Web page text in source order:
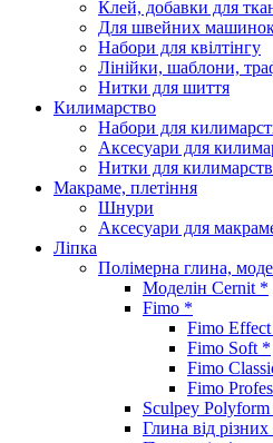
Клей, добавки для
Для швейних
Набори для квілтінгу
Лінійки, шаблони,
Нитки для шиття
Килимарство
Набори для
Аксесуари для
Нитки для
Макраме, плетіння
Шнури
Аксесуари для
Ліпка
Полімерна глина,
Моделін Cernit *
Fimo *
Fimo
Fimo Soft *
Fimo
Fimo
Sculpey
Глина від